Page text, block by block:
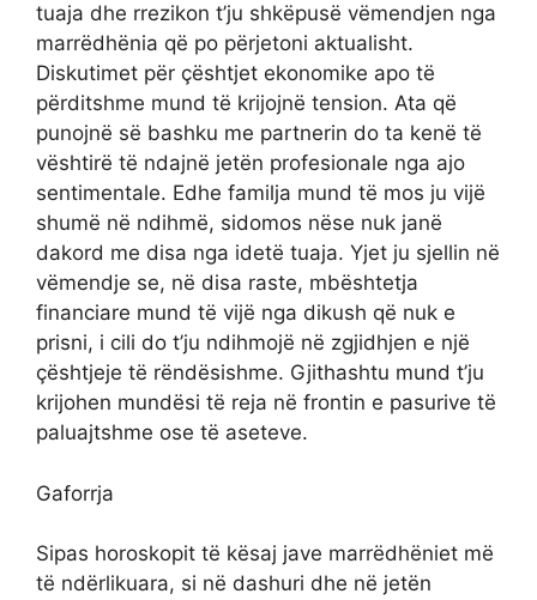
tuaja dhe rrezikon t’ju shkëpusë vëmendjen nga
marrëdhënia që po përjetoni aktualisht.
Diskutimet për çështjet ekonomike apo të
përditshme mund të krijojnë tension. Ata që
punojnë së bashku me partnerin do ta kenë të
vështirë të ndajnë jetën profesionale nga ajo
sentimentale. Edhe familja mund të mos ju vijë
shumë në ndihmë, sidomos nëse nuk janë
dakord me disa nga idetë tuaja. Yjet ju sjellin në
vëmendje se, në disa raste, mbështetja
financiare mund të vijë nga dikush që nuk e
prisni, i cili do t’ju ndihmojë në zgjidhjen e një
çështjeje të rëndësishme. Gjithashtu mund t’ju
krijohen mundësi të reja në frontin e pasurive të
paluajtshme ose të aseteve.
Gaforrja
Sipas horoskopit të kësaj jave marrëdhëniet më
të ndërlikuara, si në dashuri dhe në jetën